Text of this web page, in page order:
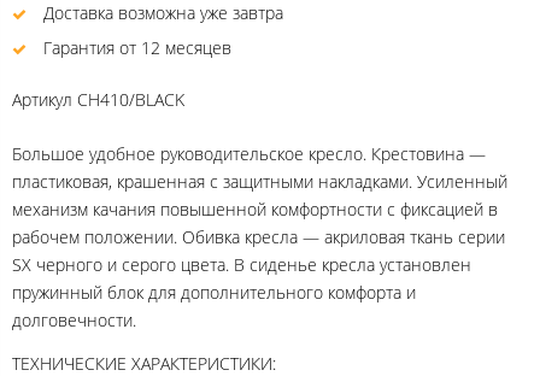
Доставка возможна уже завтра
Гарантия от 12 месяцев
Артикул CH410/BLACK
Большое удобное руководительское кресло. Крестовина —
пластиковая, крашенная с защитными накладками. Усиленный
механизм качания повышенной комфортности с фиксацией в
рабочем положении. Обивка кресла — акриловая ткань серии
SX черного и серого цвета. В сиденье кресла установлен
пружинный блок для дополнительного комфорта и
долговечности.
ТЕХНИЧЕСКИЕ ХАРАКТЕРИСТИКИ: